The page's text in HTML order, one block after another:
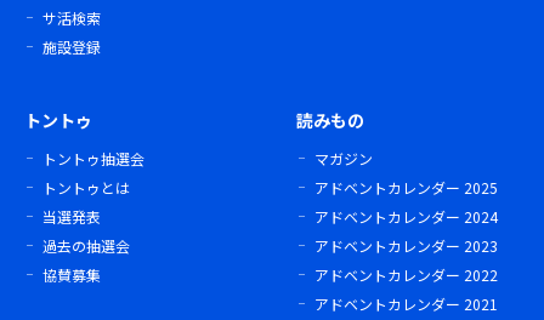
サ活検索
施設登録
トントゥ
トントゥ抽選会
トントゥとは
当選発表
過去の抽選会
協賛募集
読みもの
マガジン
アドベントカレンダー 2025
アドベントカレンダー 2024
アドベントカレンダー 2023
アドベントカレンダー 2022
アドベントカレンダー 2021